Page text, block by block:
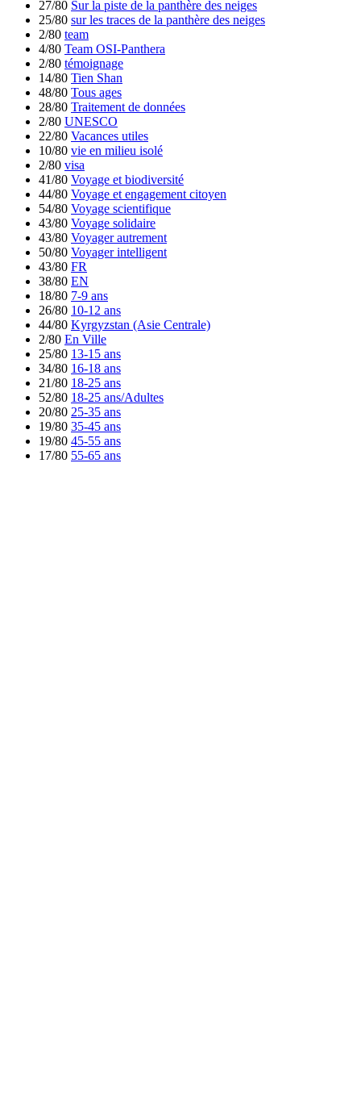
27/80 Sur la piste de la panthère des neiges
25/80 sur les traces de la panthère des neiges
2/80 team
4/80 Team OSI-Panthera
2/80 témoignage
14/80 Tien Shan
48/80 Tous ages
28/80 Traitement de données
2/80 UNESCO
22/80 Vacances utiles
10/80 vie en milieu isolé
2/80 visa
41/80 Voyage et biodiversité
44/80 Voyage et engagement citoyen
54/80 Voyage scientifique
43/80 Voyage solidaire
43/80 Voyager autrement
50/80 Voyager intelligent
43/80 FR
38/80 EN
18/80 7-9 ans
26/80 10-12 ans
44/80 Kyrgyzstan (Asie Centrale)
2/80 En Ville
25/80 13-15 ans
34/80 16-18 ans
21/80 18-25 ans
52/80 18-25 ans/Adultes
20/80 25-35 ans
19/80 35-45 ans
19/80 45-55 ans
17/80 55-65 ans